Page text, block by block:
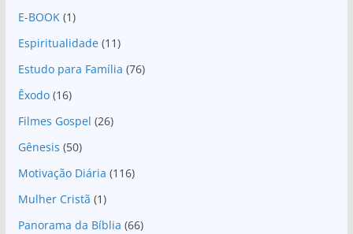
E-BOOK(1)
Espiritualidade(11)
Estudo para Família (76)
Êxodo(16)
Filmes Gospel (26)
Gênesis (50)
Motivação Diária (116)
Mulher Cristã (1)
Panorama da Bíblia (66)